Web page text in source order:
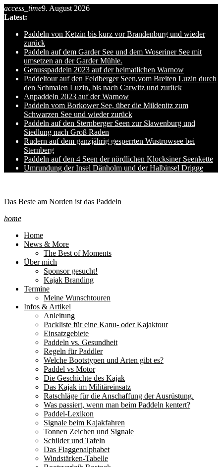
Skip
to
content
access_time9. August 2026
Latest:
Paddeln von Ketzin bis kurz vor Brandenburg und wieder
zurück
Paddeln auf dem Garder See und dem Woseriner See mit
umsetzen an der Garder Mühle.
Genusspaddeln 2023 auf der heimatlichen Warnow
Paddeltour auf den Feldberger Seen,vom Breiten Luzin durch
den Schmalen Luzin, bis nach Carwitz und zurück
Anpaddeln 2023 auf der Warnow
Paddeln vom Borkower See, über die Mildenitz zum
Schwarzen See und wieder zurück
Paddeln auf den Sternberger Seen zur Slawenburg und
Siedlung nach Groß Raden
Rudern auf dem ganzjährig gesperrten Wustrowsee bei
Sternberg
Paddeln auf den 4 Seen der nördlichen Klocksiner Seenkette
Umrundung der Insel Dänholm und der Halbinsel Drigge
Das Beste am Norden ist das Paddeln
home
Home
News & More
The Best of Moments
Über mich
Sponsor gesucht!
Kajak Branding
Termine
Meine Wunschtouren
Infos & Artikel
Anleitung
Packliste für eine Kanu- oder Kajaktour
Einsatzgebiete
Paddeln vs. Gesundheit
Regeln für Paddler
Welche Bootstypen und Arten gibt es?
Paddel vs Motor
Die Geschichte des Kajak
Das Kajak im Militäreinsatz
Ratschläge für die Anschaffung der Ausrüstung.
Was passiert, wenn man beim Paddeln kentert?
Paddel-Lexikon
Signale beim Kajakfahren
Tonnen Zeichen und Signale
Schilder und Tafeln
Das Flaggenalphabet
Windstärken-Tabelle